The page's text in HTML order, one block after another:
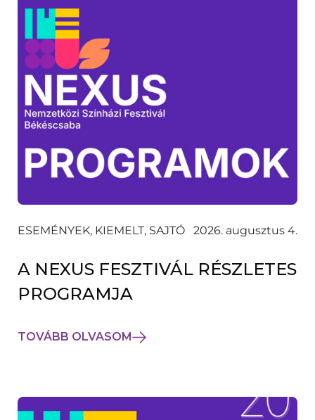
ESEMÉNYEK, KIEMELT, SAJTÓ 2026. augusztus 4.
A NEXUS FESZTIVÁL RÉSZLETES
PROGRAMJA
TOVÁBB OLVASOM